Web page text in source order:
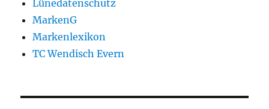
Lünedatenschutz
MarkenG
Markenlexikon
TC Wendisch Evern